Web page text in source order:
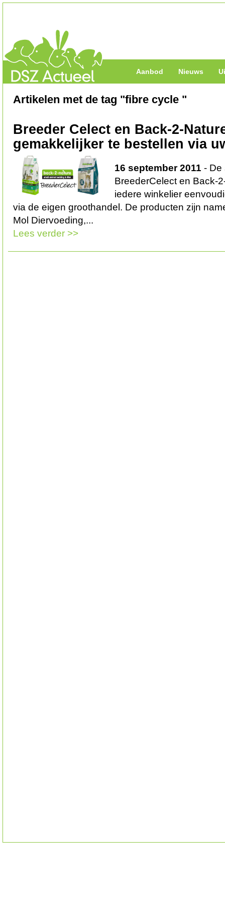
Aanbod Nieuws
Artikelen met de tag "fibre cycle "
Breeder Celect en Back-2-
gemakkelijker te bestellen via
16 september 2011 - De
BreederCelect en Back-
iedere winkelier
via de eigen groothandel. De producten zijn
Mol Diervoeding,...
Lees verder >>